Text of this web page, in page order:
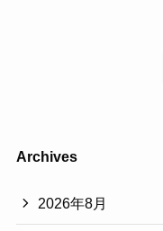
Archives
2026年8月